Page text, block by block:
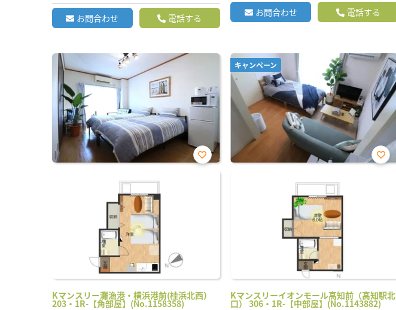
お問合わせ 電話する お問合わせ 電話する
Kマンスリー灘漁港・横浜港前(桂浜北西）
203・1R-【角部屋】(No.1158358)
お気
キャンペーン
Kマンスリーイオンモール高知前（高知駅北
口） 306・1R-【中部屋】(No.1143882)
お気